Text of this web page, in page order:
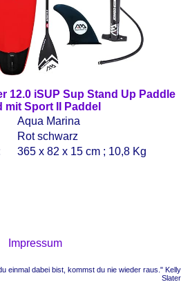
12.0 iSUP Sup Stand Up Paddle
mit Sport II Paddel
Aqua Marina
Rot schwarz
365 x 82 x 15 cm ; 10,8 Kg
Impressum
einmal dabei bist, kommst du nie wieder raus." Kelly
Slater